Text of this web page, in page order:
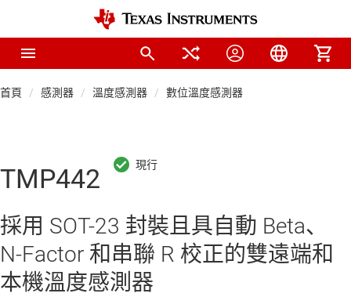
首頁 感測器 溫度感測器 數位溫度感測器
TMP442
採用 SOT-23 封裝且具自動 Beta、
N-Factor 和串聯 R 校正的雙遠端和
本機溫度感測器